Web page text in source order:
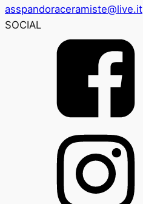
asspandoraceramiste@live.it
SOCIAL